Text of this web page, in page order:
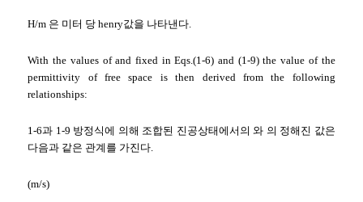
H/m 은 미터 당 henry값을 나타낸다.
With the values of and fixed in Eqs.(1-6) and (1-9) the value of the
permittivity of free space is then derived from the following
relationships:
1-6과 1-9 방정식에 의해 조합된 진공상태에서의 와 의 정해진 값은
다음과 같은 관계를 가진다.
(m/s)